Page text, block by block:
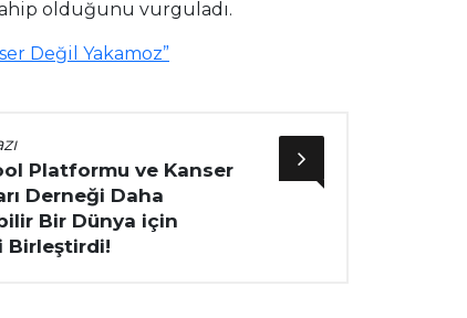
olduğunu vurguladı.
Değil Yakamoz”
Platformu ve Kanser
Derneği Daha
Bir Dünya için
Birleştirdi!